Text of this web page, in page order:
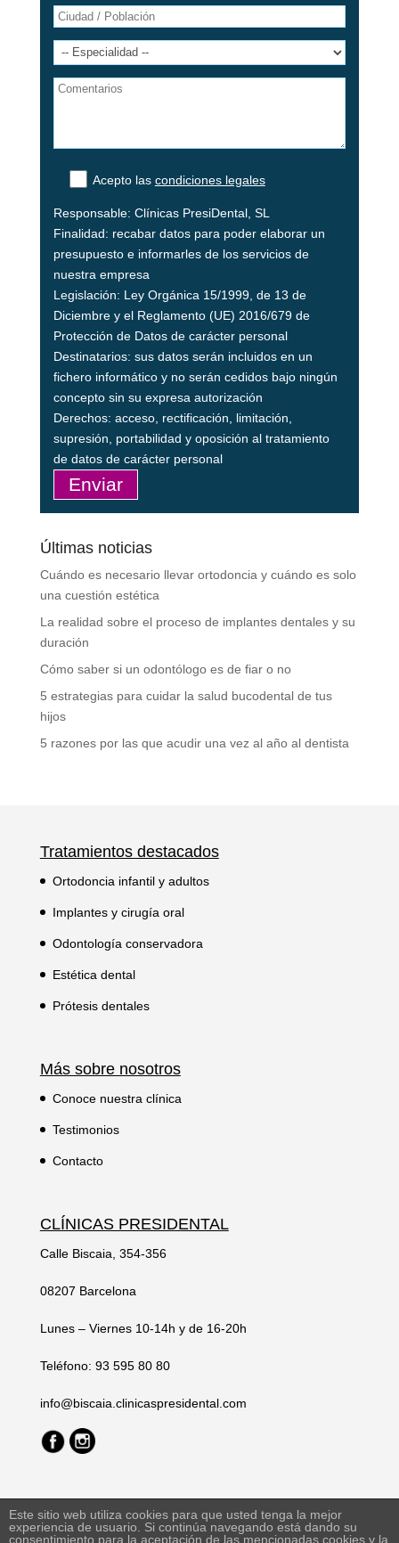
Acepto las condiciones legales
Responsable: Clínicas PresiDental, SL
Finalidad: recabar datos para poder elaborar un
presupuesto e informarles de los servicios de
nuestra empresa
Legislación: Ley Orgánica 15/1999, de 13 de
Diciembre y el Reglamento (UE) 2016/679 de
Protección de Datos de carácter personal
Destinatarios: sus datos serán incluidos en un
fichero informático y no serán cedidos bajo ningún
concepto sin su expresa autorización
Derechos: acceso, rectificación, limitación,
supresión, portabilidad y oposición al tratamiento
de datos de carácter personal
Últimas noticias
Cuándo es necesario llevar ortodoncia y cuándo es solo
una cuestión estética
La realidad sobre el proceso de implantes dentales y su
duración
Cómo saber si un odontólogo es de fiar o no
5 estrategias para cuidar la salud bucodental de tus
hijos
5 razones por las que acudir una vez al año al dentista
Tratamientos destacados
Ortodoncia infantil y adultos
Implantes y cirugía oral
Odontología conservadora
Estética dental
Prótesis dentales
Más sobre nosotros
Conoce nuestra clínica
Testimonios
Contacto
CLÍNICAS PRESIDENTAL
Calle Biscaia, 354-356
08207 Barcelona
Lunes – Viernes 10-14h y de 16-20h
Teléfono: 93 595 80 80
info@biscaia.clinicaspresidental.com
Este sitio web utiliza cookies para que usted tenga la mejor
experiencia de usuario. Si continúa navegando está dando su
consentimiento para la aceptación de las mencionadas cookies y la